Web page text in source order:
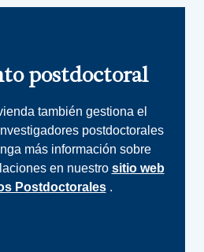
postdoctoral
también gestiona el
postdoctorales
más información sobre
en nuestro sitio web
Postdoctorales.